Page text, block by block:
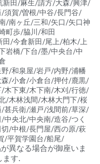
新田/麻生/請方/大森/興津/
須賀/曽根/中谷/長門谷/
/南ヶ丘/三和/矢口/矢口神
町歩/脇川/和田
田/今倉新田/尾上/柏木/上
岩橋/下台/墨/中央台/中
/和泉屋/岩戸/内野/浦幡
/小倉/小倉台/押付/鹿黒/
木下東/木下南/木刈/行徳/
/木林浅間/木林大門下/桜
甚兵衛/瀬戸/浅間前/草深/
央北/中央南/造谷/つく
/中根/長門屋/西の原/萩
/平賀学園台/船尾/
異なる場合が御座いま
ます.